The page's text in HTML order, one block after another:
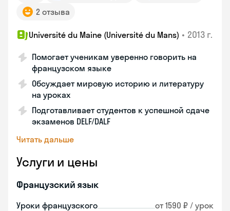
2 отзыва
Université du Maine (Université du Mans) • 2013 г.
Помогает ученикам уверенно говорить на
французском языке
Обсуждает мировую историю и литературу
на уроках
Подготавливает студентов к успешной сдаче
экзаменов DELF/DALF
Читать дальше
Услуги и цены
Французский язык
Уроки французского от 1590 ₽ / урок